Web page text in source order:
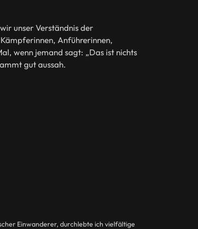
unser Verständnis der
Anführerinnen,
wenn jemand sagt: „Das ist nichts
gut aussah.
Einwanderer, durchlebte ich vielfältige